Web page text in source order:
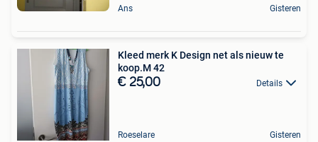
Ans Gisteren
Kleed merk K Design net als nieuw te
koop.M 42
€ 25,00 Details
Roeselare Gisteren